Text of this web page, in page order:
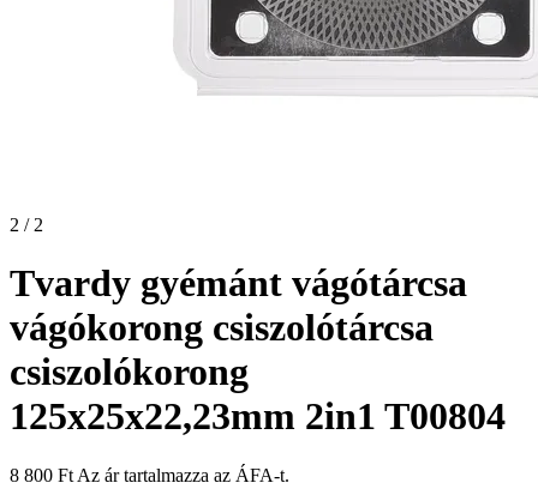
2 / 2
Tvardy gyémánt vágótárcsa
vágókorong csiszolótárcsa
csiszolókorong
125x25x22,23mm 2in1 T00804
8 800 Ft Az ár tartalmazza az ÁFA-t.